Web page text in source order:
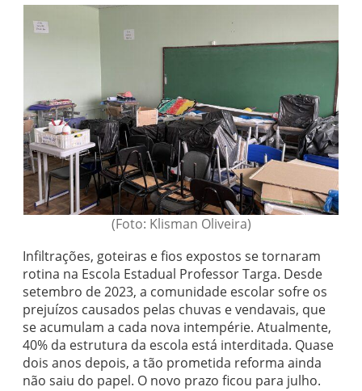
(Foto: Klisman Oliveira)
Infiltrações, goteiras e fios expostos se tornaram
rotina na Escola Estadual Professor Targa. Desde
setembro de 2023, a comunidade escolar sofre os
prejuízos causados pelas chuvas e vendavais, que
se acumulam a cada nova intempérie. Atualmente,
40% da estrutura da escola está interditada. Quase
dois anos depois, a tão prometida reforma ainda
não saiu do papel. O novo prazo ficou para julho.